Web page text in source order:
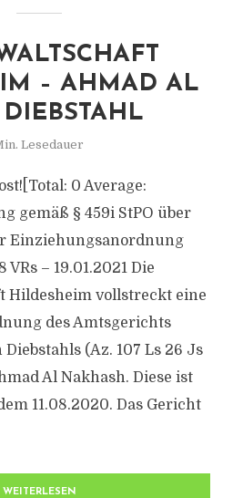
– AHMAD AL
Lesedauer
0 Average:
gemäß § 459i StPO über
Einziehungsanordnung
VRs – 19.01.2021 Die
Hildesheim vollstreckt eine
des Amtsgerichts
(Az. 107 Ls 26 Js
Al Nakhash. Diese ist
11.08.2020. Das Gericht
WEITERLESEN